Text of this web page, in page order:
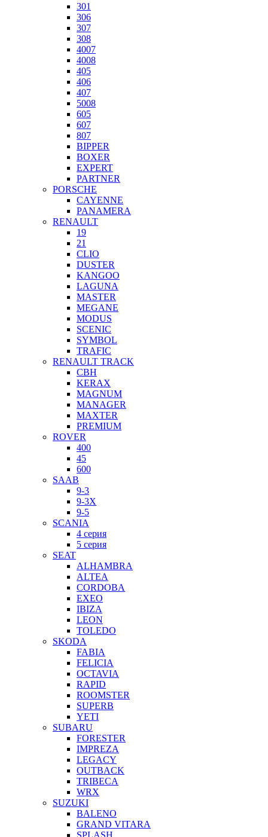
301
306
307
308
4007
4008
405
406
407
5008
605
607
807
BIPPER
BOXER
EXPERT
PARTNER
PORSCHE
CAYENNE
PANAMERA
RENAULT
19
21
CLIO
DUSTER
KANGOO
LAGUNA
MASTER
MEGANE
MODUS
SCENIC
SYMBOL
TRAFIC
RENAULT TRACK
CBH
KERAX
MAGNUM
MANAGER
MAXTER
PREMIUM
ROVER
400
45
600
SAAB
9-3
9-3X
9-5
SCANIA
4 серия
5 серия
SEAT
ALHAMBRA
ALTEA
CORDOBA
EXEO
IBIZA
LEON
TOLEDO
SKODA
FABIA
FELICIA
OCTAVIA
RAPID
ROOMSTER
SUPERB
YETI
SUBARU
FORESTER
IMPREZA
LEGACY
OUTBACK
TRIBECA
WRX
SUZUKI
BALENO
GRAND VITARA
SPLASH